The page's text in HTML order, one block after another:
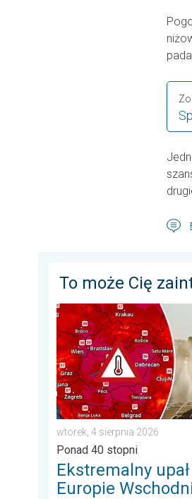
To może Cię
Ekstremalny upał w
wtorek, 4 sierpnia 2026
Ponad 40 stopni
Ekstremalny
Europie